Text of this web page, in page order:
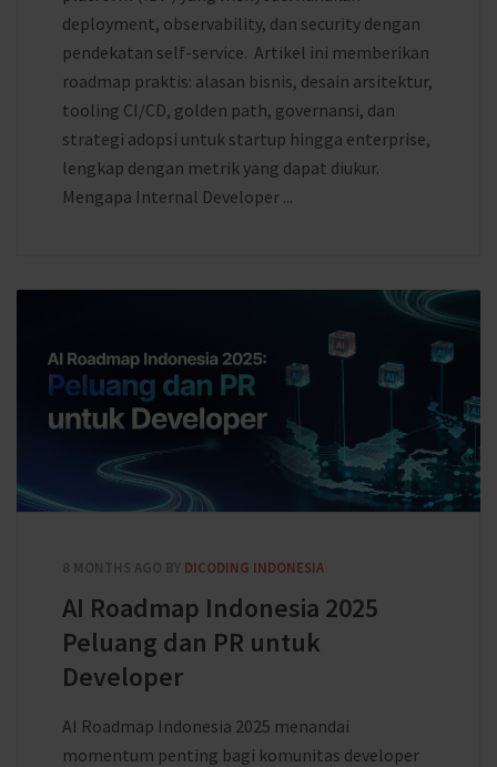
deployment, observability, dan security dengan
pendekatan self-service. Artikel ini memberikan
roadmap praktis: alasan bisnis, desain arsitektur,
tooling CI/CD, golden path, governansi, dan
strategi adopsi untuk startup hingga enterprise,
lengkap dengan metrik yang dapat diukur.
Mengapa Internal Developer ...
8 MONTHS AGO BY DICODING INDONESIA
AI Roadmap Indonesia 2025
Peluang dan PR untuk
Developer
AI Roadmap Indonesia 2025 menandai
momentum penting bagi komunitas developer